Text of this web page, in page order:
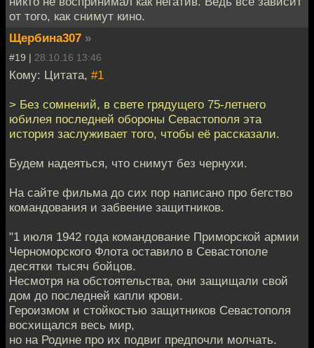
от того, как снимут кино.
Щербина307 »
#19 | 28.10.16 13:46
Кому: Цитата, #1
> Без сомнений, в свете грядущего 75-летнего
юбилея последней обороны Севастополя эта
история заслуживает того, чтобы её рассказали.
Будем надеяться, что снимут без чернухи.
На сайте фильма до сих пор написано про бегство
командования и забвение защитников.
"1 июля 1942 года командование Приморской армии
Черноморского Флота оставило в Севастополе
десятки тысяч бойцов.
Несмотря на обстоятельства, они защищали свой
дом до последней капли крови.
Героизмом и стойкостью защитников Севастополя
восхищался весь мир,
но на Родине про их подвиг предпочли молчать.